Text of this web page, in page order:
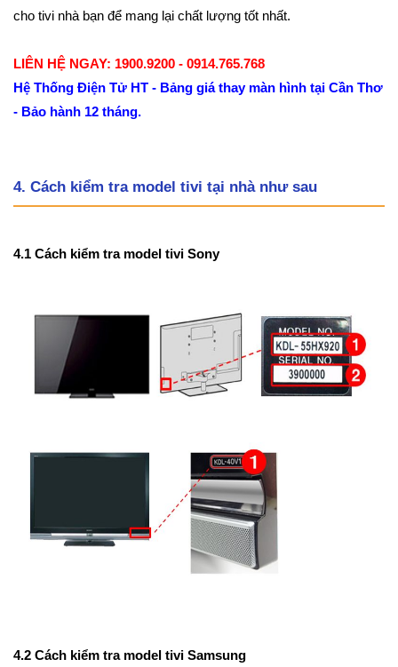
cho tivi nhà bạn để mang lại chất lượng tốt nhất.
LIÊN HỆ NGAY: 1900.9200 - 0914.765.768
Hệ Thống Điện Tử HT - Bảng giá thay màn hình tại Cần Thơ
- Bảo hành 12 tháng.
4. Cách kiểm tra model tivi tại nhà như sau
4.1 Cách kiểm tra model tivi Sony
4.2 Cách kiểm tra model tivi Samsung